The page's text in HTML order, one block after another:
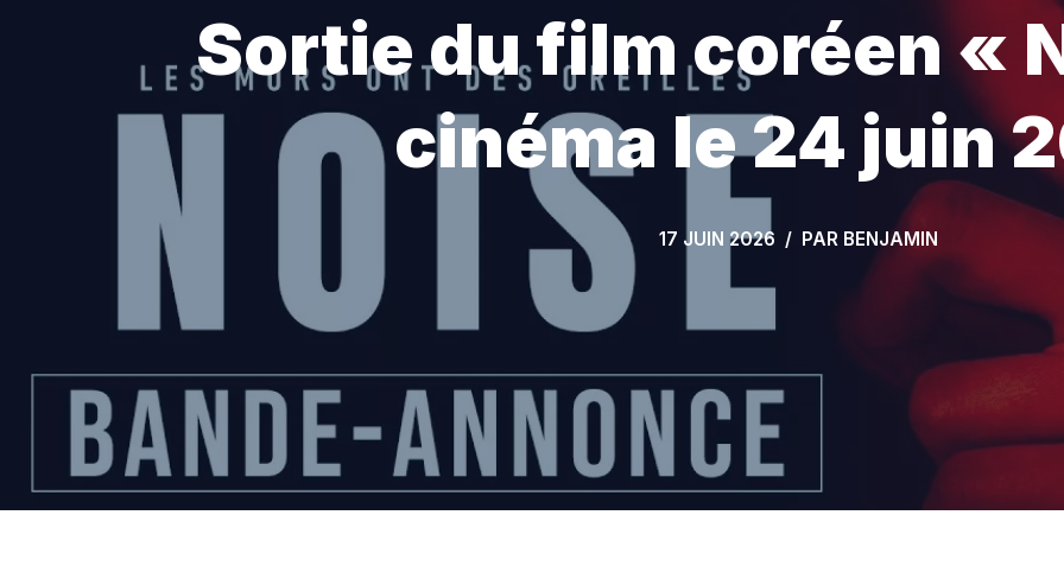
Sortie du film coréen «
cinéma le 24 juin
17 JUIN 2026 PAR BENJAMIN